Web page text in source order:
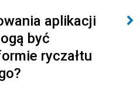
aplikacji
być
ryczałtu